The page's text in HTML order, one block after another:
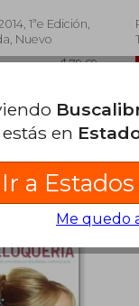
1ªe Edición,
Nuevo
45%
dcto.
Usado
a $ 40.79
estás en
Ir a
Me quedo